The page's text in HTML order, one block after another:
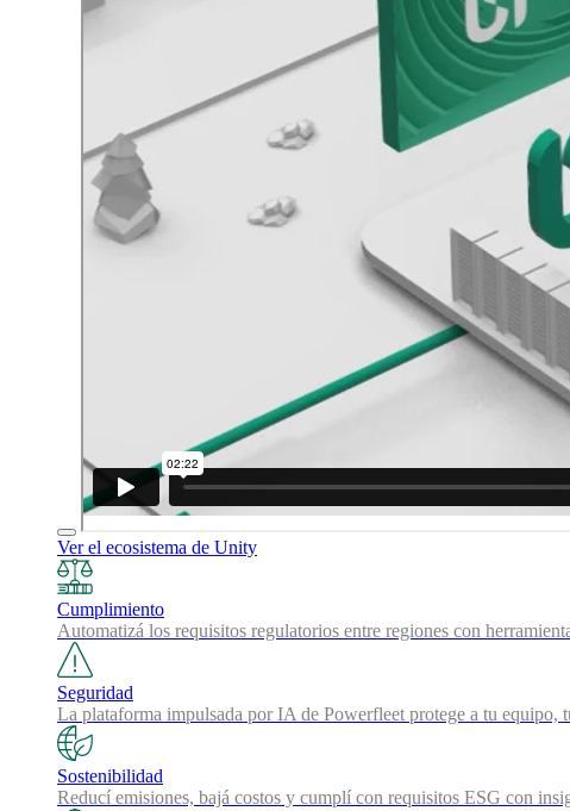
Ver el ecosistema de Unity
Cumplimiento
Automatizá los requisitos regulatorios entre regiones con
Seguridad
La plataforma impulsada por IA de Powerfleet protege a tu
Sostenibilidad
Reducí emisiones, bajá costos y cumplí con requisitos ESG con